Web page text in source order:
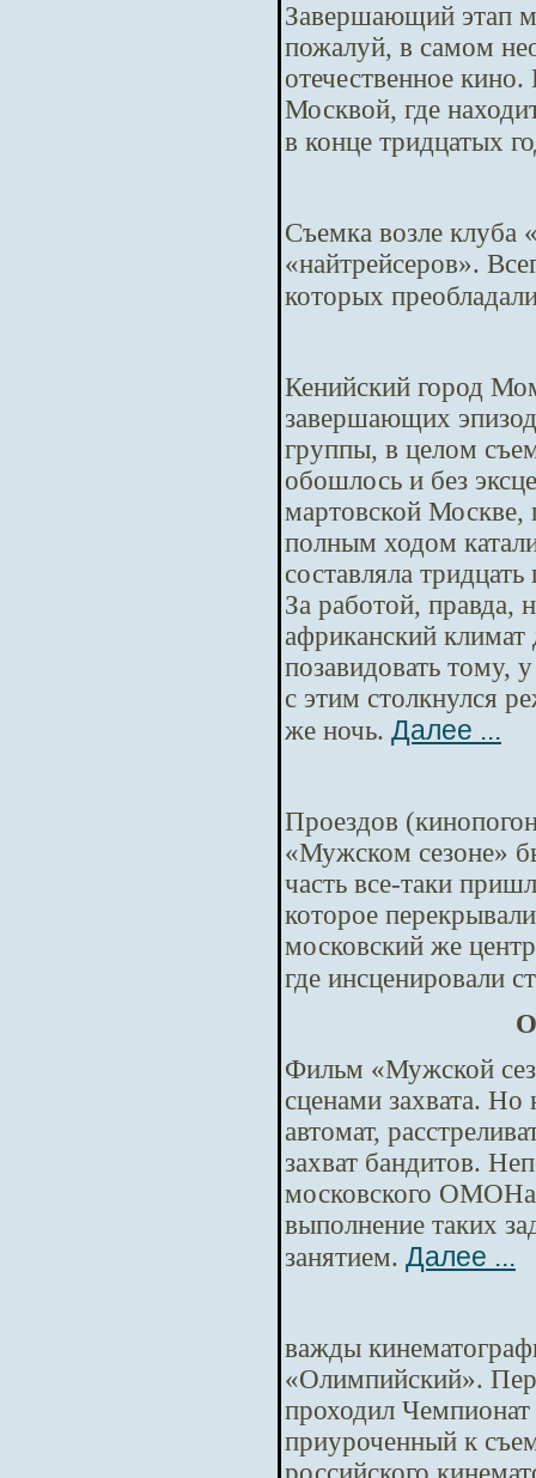
Завершающий этап
пожалуй, в самом
отечественное
Москвой, где
в конце тридцатых
Съемка возле клуба
«найтрейсеров».
которых
Кенийский город
завершающих
группы, в целом
обошлось и без
мартовской Москве,
полным ходом
составляла
За работой, правда,
африканский климат
позавидовать тому,
с этим столкнулся
же ночь. Далее ...
Проездов
«Мужском сезоне»
часть все-таки
которое
московский же
где инсценировали
Фильм «Мужской
сценами захвата. Но
автомат,
захват бандитов.
московского ОМОНа
выполнение таких
занятием. Далее ...
важды
«Олимпийский».
проходил
приуроченный к